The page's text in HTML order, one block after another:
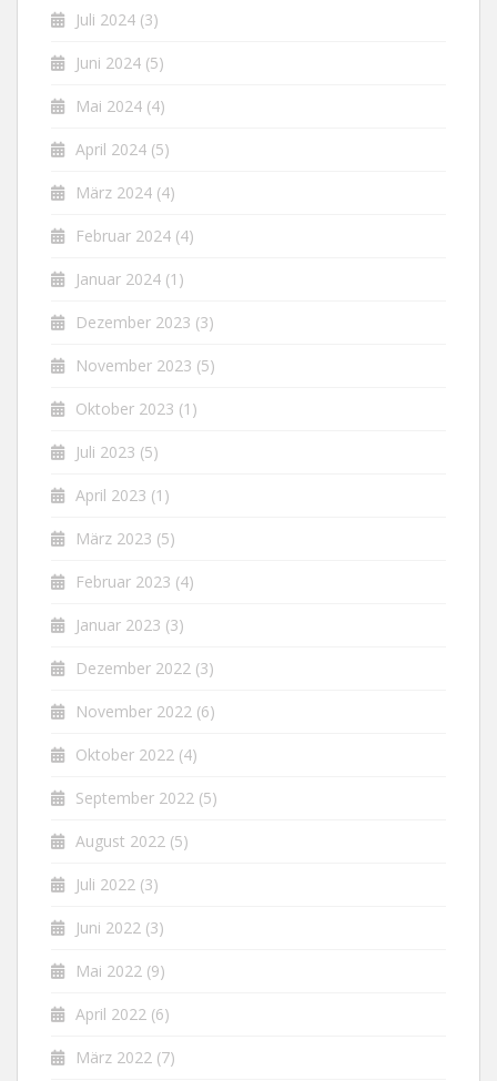
Juli 2024 (3)
Juni 2024 (5)
Mai 2024 (4)
April 2024 (5)
März 2024 (4)
Februar 2024 (4)
Januar 2024 (1)
Dezember 2023 (3)
November 2023 (5)
Oktober 2023 (1)
Juli 2023 (5)
April 2023 (1)
März 2023 (5)
Februar 2023 (4)
Januar 2023 (3)
Dezember 2022 (3)
November 2022 (6)
Oktober 2022 (4)
September 2022 (5)
August 2022 (5)
Juli 2022 (3)
Juni 2022 (3)
Mai 2022 (9)
April 2022 (6)
März 2022 (7)